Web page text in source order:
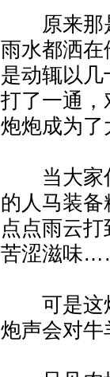
原来那是
雨水都洒
是动辄以
打了一通，
炮炮成为了
当大家你
的人马装
点点雨云
苦涩滋味
可是这炮
炮声会对